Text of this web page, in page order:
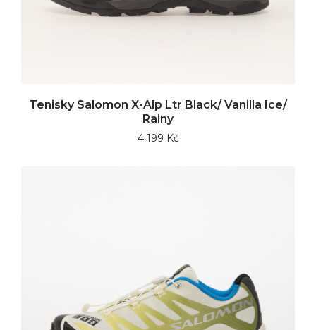
Tenisky Salomon X-Alp Ltr Black/ Vanilla Ice/
Rainy
4 199 Kč